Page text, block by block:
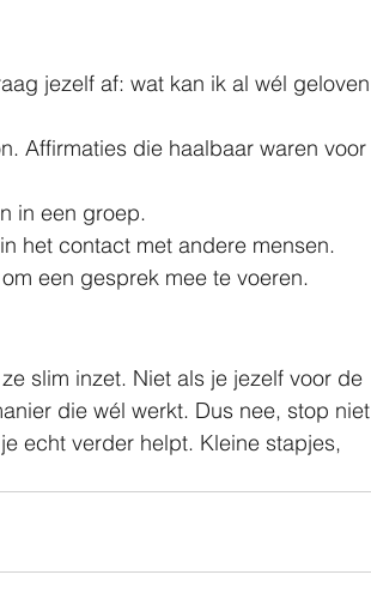
jezelf af: wat kan ik al wél geloven
Affirmaties die haalbaar waren voor
in een groep.
in het contact met andere mensen.
om een gesprek mee te voeren.
slim inzet. Niet als je jezelf voor de
die wél werkt. Dus nee, stop niet
echt verder helpt. Kleine stapjes,